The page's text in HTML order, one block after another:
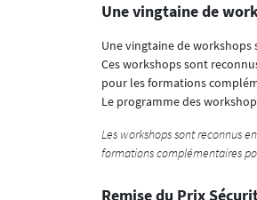
Une vingtaine de
Une vingtaine de
Ces workshops sont
pour les formations
Le programme des
Les workshops sont reconnus
formations complémentaires
Remise du Prix